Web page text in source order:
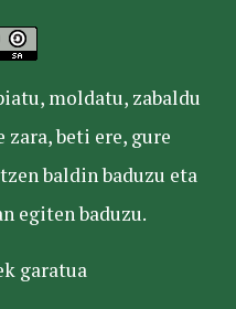
moldatu, zabaldu
beti ere, gure
baldin baduzu eta
egiten baduzu.
garatua